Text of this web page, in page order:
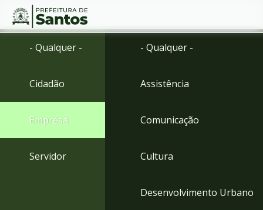
Ir
Ir
menu
Conteúdo
- Qualquer -
Cidadão
Empresa
Servidor
- Qualquer -
Assistência
Comunicação
Cultura
Desenvolvimento Urbano